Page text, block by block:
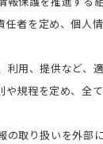
任者を定め、個人
利用、提供など、
や規程を定め、全
の取り扱いを外部